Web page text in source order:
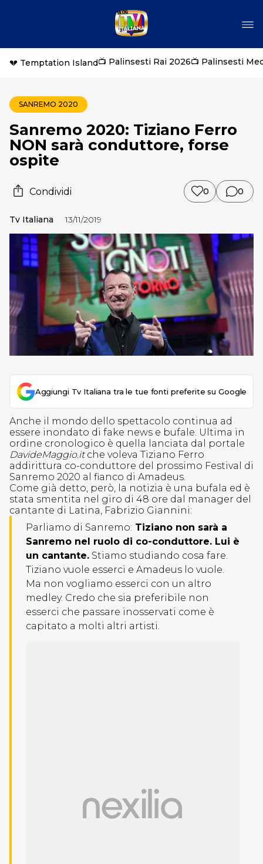
💔 Temptation Island📺 Palinsesti Rai 2026📺 Palinsesti
SANREMO 2020
Sanremo 2020: Tiziano Ferro
NON sarà conduttore, forse
ospite
Condividi 0 0
Tv Italiana 13/11/2019
Aggiungi Tv Italiana tra le tue fonti preferite su Google
Anche il mondo dello spettacolo continua ad
essere inondato di fake news e bufale. Ultima in
ordine cronologico è quella lanciata dal portale
DavideMaggio.itche voleva Tiziano Ferro
addirittura co-conduttore del prossimo Festival di
Sanremo 2020 al fianco di Amadeus.
Come già detto, però, la notizia è una bufala ed è
stata smentita nel giro di 48 ore dal manager del
cantante di Latina, Fabrizio Giannini:
Parliamo di Sanremo: Tiziano non sarà a
Sanremo nel ruolo di co-conduttore. Lui è
un cantante. Stiamo studiando cosa fare.
Tiziano vuole esserci e Amadeus lo vuole.
Ma non vogliamo esserci con un altro
medley. Credo che sia preferibile non
esserci che passare inosservati come è
capitato a molti altri artisti.